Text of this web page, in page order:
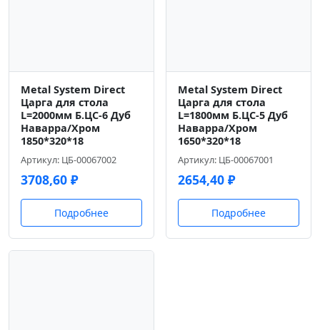
Metal System Direct
Царга для стола
L=2000мм Б.ЦС-6 Дуб
Наварра/Хром
1850*320*18
Артикул: ЦБ-00067002
3708,60 ₽
Подробнее
Metal System Direct
Царга для стола
L=1800мм Б.ЦС-5 Дуб
Наварра/Хром
1650*320*18
Артикул: ЦБ-00067001
2654,40 ₽
Подробнее